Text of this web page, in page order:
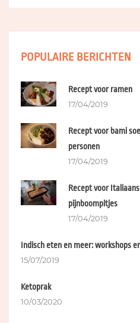
POPULAIRE BERICHTEN
Recept voor ramen
17/04/2019
Recept voor bami
personen
17/04/2019
Recept voor
pijnboompitjes
17/04/2019
Indisch eten en meer: workshops
15/07/2019
Ketoprak
10/03/2020